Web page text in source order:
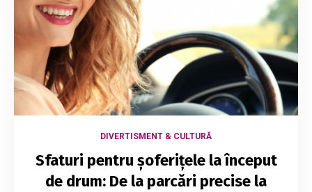
DIVERTISMENT & CULTURĂ
Sfaturi pentru șoferițele la început
de drum: De la parcări precise la